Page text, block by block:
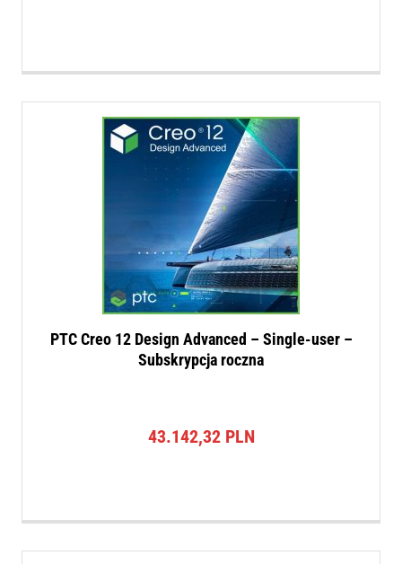
PTC Creo 12 Design Advanced – Single-user –
Subskrypcja roczna
43.142,32 PLN